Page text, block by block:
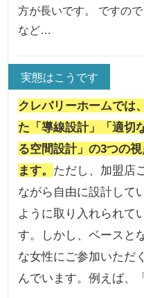
方が長いです。 ですの
など…
実態はこうです
クレバリーホームでは
た「導線設計」「適切
る空間設計」の3つの
ます。 ただし、加盟店
ながら自由に設計して
ように取り入れられて
す。しかし、ベースと
な女性にご参加いただ
んでいます。例えば、